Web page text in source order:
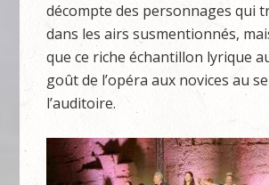
décompte des personnages qui
dans les airs susmentionnés,
que ce riche échantillon lyrique
goût de l’opéra aux novices au
l’auditoire.